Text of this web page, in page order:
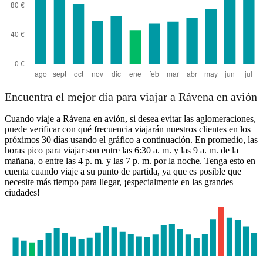
Encuentra el mejor día para viajar a Rávena en avión
Cuando viaje a Rávena en avión, si desea evitar las aglomeraciones,
puede verificar con qué frecuencia viajarán nuestros clientes en los
próximos 30 días usando el gráfico a continuación. En promedio, las
horas pico para viajar son entre las 6:30 a. m. y las 9 a. m. de la
mañana, o entre las 4 p. m. y las 7 p. m. por la noche. Tenga esto en
cuenta cuando viaje a su punto de partida, ya que es posible que
necesite más tiempo para llegar, ¡especialmente en las grandes
ciudades!